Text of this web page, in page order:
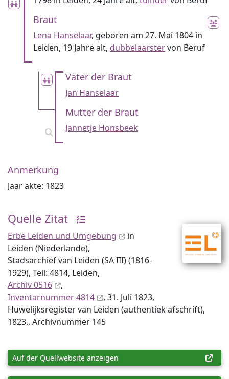
Braut
Lena Hanselaar, geboren am 27. Mai 1804 in
Leiden, 19 Jahre alt, dubbelaarstervon Beruf
Vater der Braut
Jan Hanselaar
Mutter der Braut
Jannetje Honsbeek
Anmerkung
Jaar akte: 1823
Quelle Zitat
Erbe Leiden und Umgebung
in
Leiden (Niederlande),
Stadsarchief van Leiden (SA III) (1816-
1929), Teil: 4814, Leiden,
Archiv 0516
,
Inventar­nummer 4814
, 31. Juli 1823,
Huwelijksregister van Leiden (authentiek afschrift),
1823., Archiv­nummer 145
Auf der Quellwebsite anzeigen